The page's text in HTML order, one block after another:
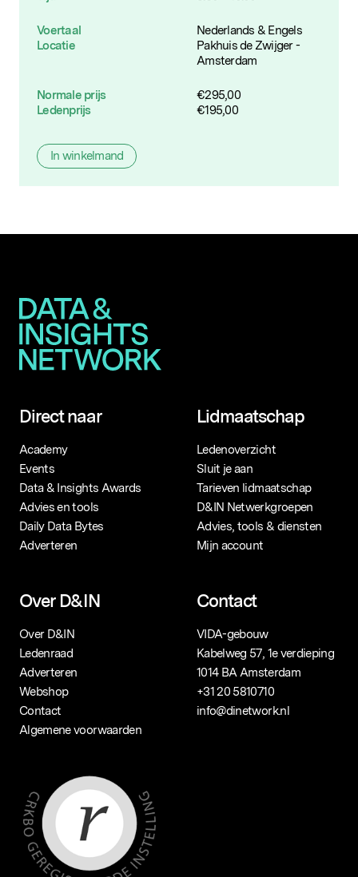
Voertaal
Nederlands & Engels
Locatie
Pakhuis de Zwijger -
Amsterdam
Normale prijs €295,00
Ledenprijs
€195,00
In winkelmand
Direct naar
Academy
Events
Data & Insights Awards
Advies en tools
Daily Data Bytes
Adverteren
Lidmaatschap
Ledenoverzicht
Sluit je aan
Tarieven lidmaatschap
D&IN Netwerkgroepen
Advies, tools & diensten
Mijn account
Over D&IN
Over D&IN
Ledenraad
Adverteren
Webshop
Contact
Algemene voorwaarden
Contact
VIDA-gebouw
Kabelweg 57, 1e verdieping
1014 BA Amsterdam
+31 20 5810710
info@dinetwork.nl